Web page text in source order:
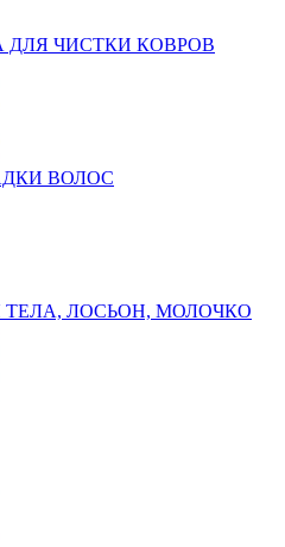
ДЛЯ ЧИСТКИ КОВРОВ
ВОЛОС
ТЕЛА, ЛОСЬОН, МОЛОЧКО